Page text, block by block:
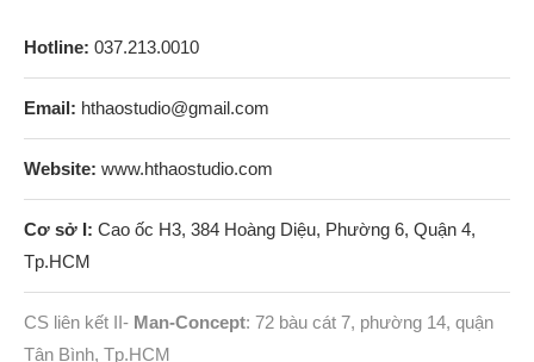
Hotline: 037.213.0010
Email: hthaostudio@gmail.com
Website: www.hthaostudio.com
Cơ sở I: Cao ốc H3, 384 Hoàng Diệu, Phường 6, Quận 4,
Tp.HCM
CS liên kết II- Man-Concept: 72 bàu cát 7, phường 14, quận
Tân Bình, Tp.HCM